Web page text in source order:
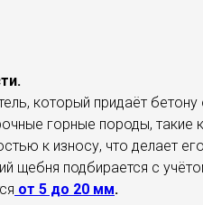
который придаёт
горные породы, такие
к износу, что делает
щебня подбирается с
от 5 до 20 мм.